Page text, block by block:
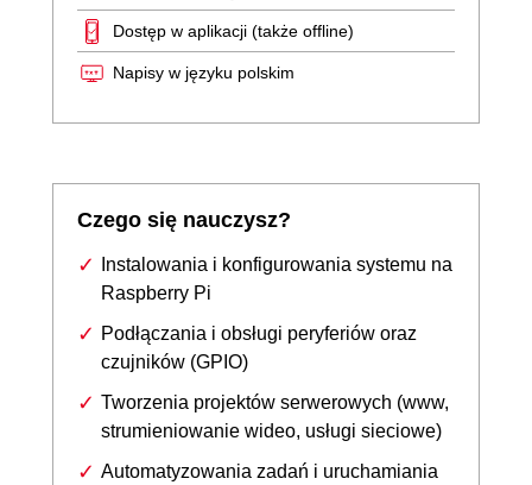
Dostęp w aplikacji (także offline)
Napisy w języku polskim
Czego się nauczysz?
Instalowania i konfigurowania systemu na
Raspberry Pi
Podłączania i obsługi peryferiów oraz
czujników (GPIO)
Tworzenia projektów serwerowych (www,
strumieniowanie wideo, usługi sieciowe)
Automatyzowania zadań i uruchamiania